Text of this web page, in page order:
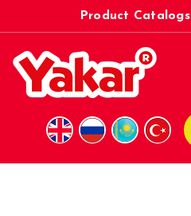
Product Catalogs